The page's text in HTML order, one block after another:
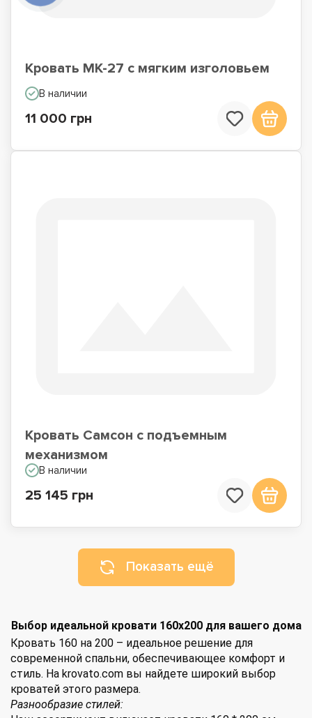
Кровать МК-27 с мягким изголовьем
В наличии
11 000 грн
Кровать Самсон с подъемным
механизмом
В наличии
25 145 грн
Показать ещё
Выбор идеальной кровати 160х200 для вашего дома
Кровать 160 на 200 – идеальное решение для
современной спальни, обеспечивающее комфорт и
стиль. На krovato.com вы найдете широкий выбор
кроватей этого размера.
Разнообразие стилей: